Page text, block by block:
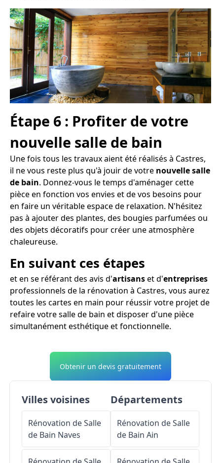
Étape 6 : Profiter de votre
nouvelle salle de bain
Une fois tous les travaux aient été réalisés à Castres,
il ne vous reste plus qu'à jouir de votre nouvelle salle
de bain. Donnez-vous le temps d'aménager cette
pièce en fonction vos envies et de vos besoins pour
en faire un véritable espace de relaxation. N'hésitez
pas à ajouter des plantes, des bougies parfumées ou
des objets décoratifs pour créer une atmosphère
chaleureuse.
En suivant ces étapes
et en se référant des avis d'artisanset d'entreprises
professionnels de la rénovation à Castres, vous aurez
toutes les cartes en main pour réussir votre projet de
refaire votre salle de bain et disposer d'une pièce
simultanément esthétique et fonctionnelle.
Obtenir un devis gratuitement
Villes voisines
Rénovation de Salle
de Bain Naves
Départements
Rénovation de Salle
de Bain Ain